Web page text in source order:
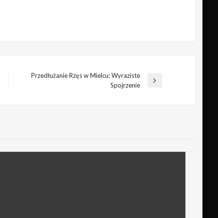
Przedłużanie Rzęs w Mielcu: Wyraziste
Spojrzenie